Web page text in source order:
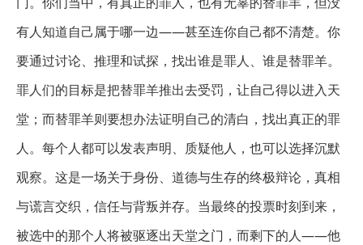
有人知道自己属于哪一边——甚至连你自己都不清楚。你
要通过讨论、推理和试探，找出谁是罪人、谁是替罪羊。
罪人们的目标是把替罪羊推出去受罚，让自己得以进入天
堂；而替罪羊则要想办法证明自己的清白，找出真正的罪
人。每个人都可以发表声明、质疑他人，也可以选择沉默
观察。这是一场关于身份、道德与生存的终极辩论，真相
与谎言交织，信任与背叛并存。当最终的投票时刻到来，
被选中的那个人将被驱逐出天堂之门，而剩下的人——他